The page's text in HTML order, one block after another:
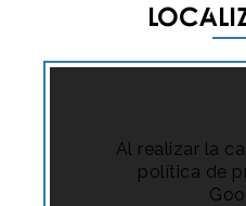
Al realizar la
política de